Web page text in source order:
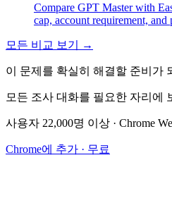
Compare GPT Master with
cap, account requirement, and
모든 비교 보기 →
이 문제를 확실히 해결할 준비가
모든 조사 대화를 필요한 자리에
사용자 22,000명 이상 · Chrome
Chrome에 추가 · 무료